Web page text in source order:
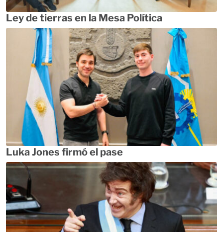
Ley de tierras en la Mesa Política
Luka Jones firmó el pase